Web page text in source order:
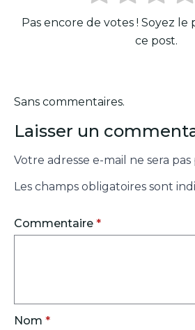
Pas encore de votes ! Soyez
ce post.
Sans commentaires.
Laisser un
Votre adresse e-mail ne sera
Les champs obligatoires sont
Commentaire *
Nom *